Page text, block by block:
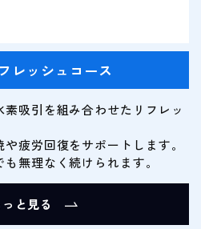
レッシュコース
吸引を組み合わせたリフレッ
疲労回復をサポートします。
無理なく続けられます。
っと見る